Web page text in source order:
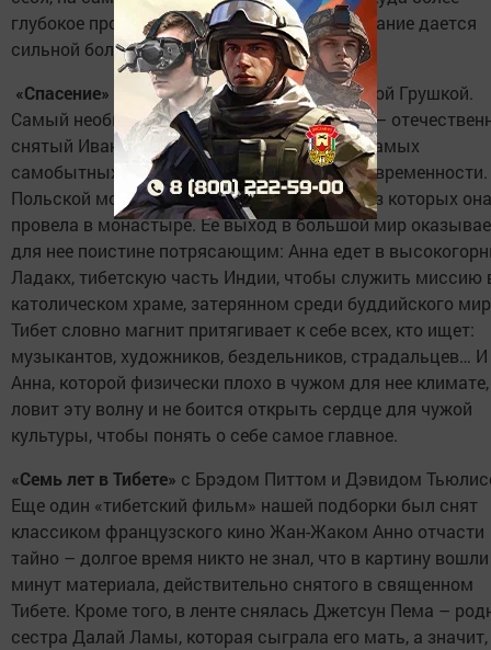
глубокое произведение о том, что самопознание дается
сильной болью – и не только душевной.
«Спасение»
с Полиной Гришиной и Каролиной Грушкой.
Самый необычный фильм нашей подборки –
снятый Иваном Вырыпаевым – одним из самых
самобытных режиссеров и драматургов современности.
Польской монахине Анне 25 лет, половину из которых она
провела в монастыре. Ее выход в большой мир
для нее поистине потрясающим: Анна едет в
Ладакх, тибетскую часть Индии, чтобы служить миссию
католическом храме, затерянном среди буддийского
Тибет словно магнит притягивает к себе всех, кто ищет:
музыкантов, художников, бездельников, страдальцев… И
Анна, которой физически плохо в чужом для нее климате,
ловит эту волну и не боится открыть сердце для чужой
культуры, чтобы понять о себе самое главное.
«Семь лет в Тибете» с Брэдом Питтом и Дэвидом
Еще один «тибетский фильм» нашей подборки был снят
классиком французского кино Жан-Жаком Анно отчасти
тайно – долгое время никто не знал, что в картину
минут материала, действительно снятого в священном
Тибете. Кроме того, в ленте снялась Джетсун Пема –
сестра Далай Ламы, которая сыграла его мать, а